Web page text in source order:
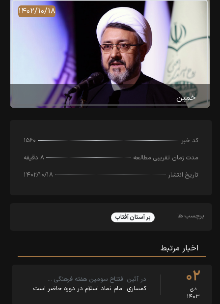
۱۴۰۲/۱۰/۱۸
خمین
کد خبر
۱۵۶۰
مدت زمان تقریبی مطالعه
۸ دقیقه
تاریخ انتشار
۱۴۰۲/۱۰/۱۸
برچسب ها بر آستان آفتاب
اخبار مرتبط
۰۲
دی
۱۴۰۳
در آئین افتتاح سومین هفته فرهنگی …
کمساری: امام نماد اسلام در دوره حاضر است